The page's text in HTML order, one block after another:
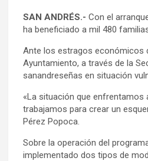
SAN ANDRÉS.- Con el
ha beneficiado a mil 480
Ante los estragos económicos
Ayuntamiento, a través de la
sanandreseñas en situación
«La situación que enfrentamos
trabajamos para crear un
Pérez Popoca.
Sobre la operación del
implementado dos tipos de